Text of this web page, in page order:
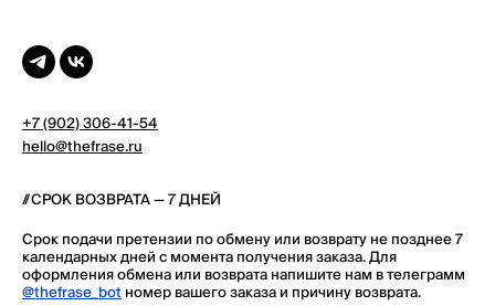
+7 (902) 306-41-54
hello@thefrase.ru
//СРОК ВОЗВРАТА — 7 ДНЕЙ
Срок подачи претензии по обмену или возврату не позднее 7
календарных дней с момента получения заказа. Для
оформления обмена или возврата напишите нам в телеграмм
@thefrase_botномер вашего заказа и причину возврата.